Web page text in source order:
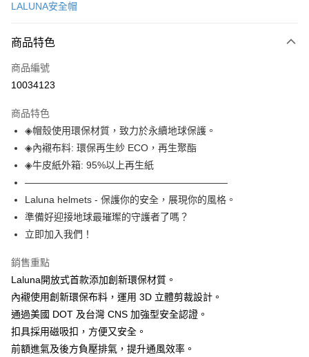
3 期 0 利率 每期
合作金庫商業銀行
上海商業儲蓄銀行
臺灣中小企業銀行
匯豐（台灣）商業銀行
華泰商業銀行
聯邦商業銀行
遠東國際商業銀行
元大商業銀行
超商取貨付款
LINE Pay
Apple Pay
街口支付
悠遊付
全盈+PAY
相關說明
【大哥付你分期使用說明】
2.付款方式選擇「大哥付你分期」，訂單成立後會自動跳轉到大哥付的交易
流程，驗證手機門號後，選擇欲分期的期數、繳款截止日，確認付款後即完
成交易。
3.實際核准額度、可分期數及費用金額請依後續交易確認頁面所載為準。
4.訂單成立30分鐘內，如未前往確認交易或遇審核未通過，訂單將自動取
AFTEE先享後付
相關說明
【關於「AFTEE先享後付」】
AFTEE先享後付是「在收到商品之後才付款」的支付方式。 讓您購物簡單
便利好安心！
ATM付款
LALUNA安全帽
商品特色
商品編號
10034123
商品特色
◈帽殼使用環保材質，致力於永續地球保護。
◈內襯布料: 環保再生紗 ECO，再生聚酯
◈牛皮紙外箱: 95%以上再生紙
—————————————————————
Laluna helmets - 保護你的安全，展現你的風格。
準備好迎接地球最璀璨的守護者了嗎？
立即加入我們！
銷售重點
Laluna開放式首款添加創新環保材質。
內襯使用創新環保布料，運用 3D 立體剪裁設計。
通過美國 DOT 及台灣 CNS 加強型安全認證。
扣具採用磁吸扣，方便又安全。
前額進氣及後方負壓排氣，提升通風效率。